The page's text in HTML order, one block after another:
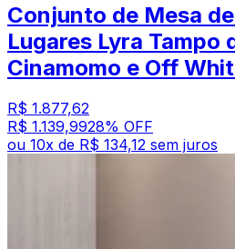
Conjunto de Mesa
Lugares Lyra Tampo
Cinamomo e Off
R$ 1.877,62
R$ 1.139,9928% OFF
ou 10x de R$ 134,12 sem juros